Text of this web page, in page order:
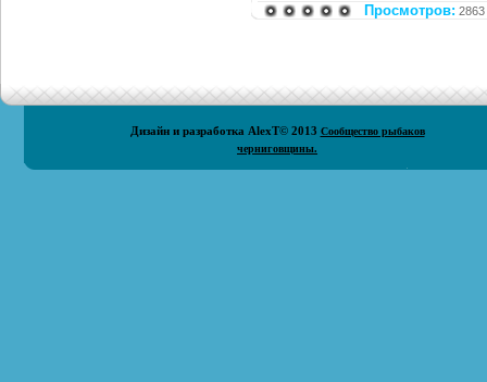
Просмотров:
Дизайн и разработка AlexT© 2013 Сообщество рыбаков
черниговщины.